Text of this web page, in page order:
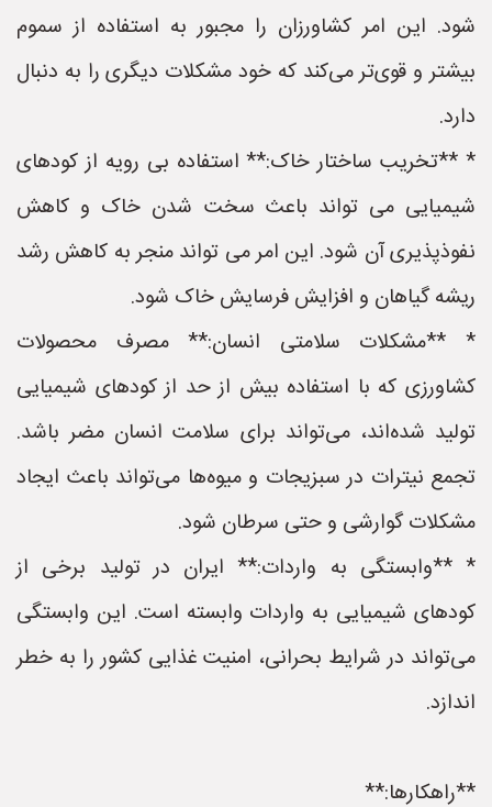
شود. این امر کشاورزان را مجبور به استفاده از سموم
بیشتر و قوی‌تر می‌کند که خود مشکلات دیگری را به دنبال
دارد.
* **تخریب ساختار خاک:** استفاده بی رویه از کودهای
شیمیایی می تواند باعث سخت شدن خاک و کاهش
نفوذپذیری آن شود. این امر می تواند منجر به کاهش رشد
ریشه گیاهان و افزایش فرسایش خاک شود.
* **مشکلات سلامتی انسان:** مصرف محصولات
کشاورزی که با استفاده بیش از حد از کودهای شیمیایی
تولید شده‌اند، می‌تواند برای سلامت انسان مضر باشد.
تجمع نیترات در سبزیجات و میوه‌ها می‌تواند باعث ایجاد
مشکلات گوارشی و حتی سرطان شود.
* **وابستگی به واردات:** ایران در تولید برخی از
کودهای شیمیایی به واردات وابسته است. این وابستگی
می‌تواند در شرایط بحرانی، امنیت غذایی کشور را به خطر
اندازد.
**راهکارها:**